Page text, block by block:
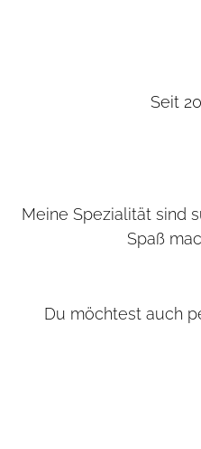
Seit
Meine Spezialität sind
Spaß
Du möchtest auch